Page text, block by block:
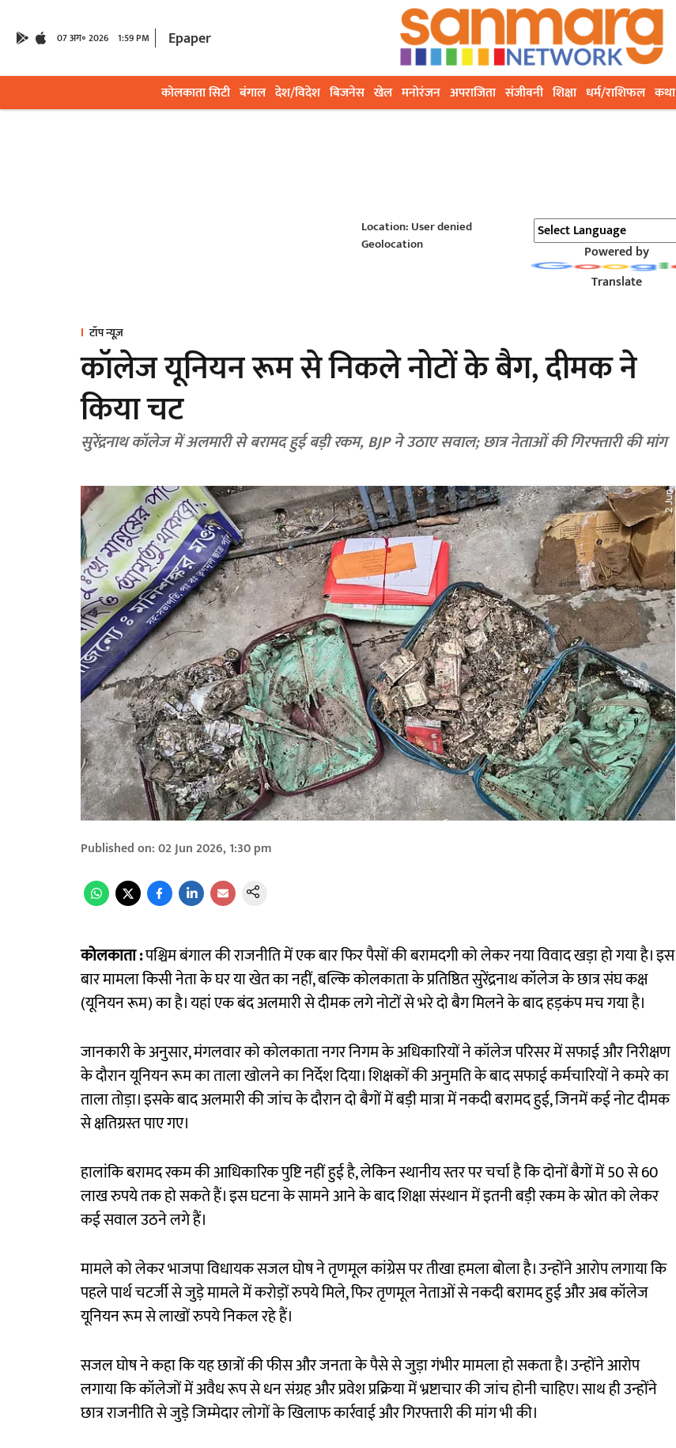
07 अग॰ 2026 1:59 PM Epaper
कोलकाता सिटी बंगाल देश/विदेश बिजनेस खेल मनोरंजन अपराजिता संजीवनी शिक्षा धर्म/राशिफल कथा
Location: User denied
Geolocation
Powered by
Translate
टॉप न्यूज़
कॉलेज यूनियन रूम से निकले नोटों के बैग, दीमक ने
किया चट
सुरेंद्रनाथ कॉलेज में अलमारी से बरामद हुई बड़ी रकम, BJP ने उठाए सवाल; छात्र नेताओं की गिरफ्तारी की मांग
Published on:02 Jun 2026, 1:30 pm
कोलकाता :पश्चिम बंगाल की राजनीति में एक बार फिर पैसों की बरामदगी को लेकर नया विवाद खड़ा हो गया है। इस
बार मामला किसी नेता के घर या खेत का नहीं, बल्कि कोलकाता के प्रतिष्ठित सुरेंद्रनाथ कॉलेज के छात्र संघ कक्ष
(यूनियन रूम) का है। यहां एक बंद अलमारी से दीमक लगे नोटों से भरे दो बैग मिलने के बाद हड़कंप मच गया है।
जानकारी के अनुसार, मंगलवार को कोलकाता नगर निगम के अधिकारियों ने कॉलेज परिसर में सफाई और निरीक्षण
के दौरान यूनियन रूम का ताला खोलने का निर्देश दिया। शिक्षकों की अनुमति के बाद सफाई कर्मचारियों ने कमरे का
ताला तोड़ा। इसके बाद अलमारी की जांच के दौरान दो बैगों में बड़ी मात्रा में नकदी बरामद हुई, जिनमें कई नोट दीमक
से क्षतिग्रस्त पाए गए।
हालांकि बरामद रकम की आधिकारिक पुष्टि नहीं हुई है, लेकिन स्थानीय स्तर पर चर्चा है कि दोनों बैगों में 50 से 60
लाख रुपये तक हो सकते हैं। इस घटना के सामने आने के बाद शिक्षा संस्थान में इतनी बड़ी रकम के स्रोत को लेकर
कई सवाल उठने लगे हैं।
मामले को लेकर भाजपा विधायक सजल घोष ने तृणमूल कांग्रेस पर तीखा हमला बोला है। उन्होंने आरोप लगाया कि
पहले पार्थ चटर्जी से जुड़े मामले में करोड़ों रुपये मिले, फिर तृणमूल नेताओं से नकदी बरामद हुई और अब कॉलेज
यूनियन रूम से लाखों रुपये निकल रहे हैं।
सजल घोष ने कहा कि यह छात्रों की फीस और जनता के पैसे से जुड़ा गंभीर मामला हो सकता है। उन्होंने आरोप
लगाया कि कॉलेजों में अवैध रूप से धन संग्रह और प्रवेश प्रक्रिया में भ्रष्टाचार की जांच होनी चाहिए। साथ ही उन्होंने
छात्र राजनीति से जुड़े जिम्मेदार लोगों के खिलाफ कार्रवाई और गिरफ्तारी की मांग भी की।